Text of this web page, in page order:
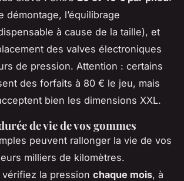
démontage, l’équilibrage
à cause de la taille), et
des valves électroniques
de pression. Attention : certains
des forfaits à 80 € le jeu, mais
bien les dimensions XXL.
de vie de vos gommes
peuvent rallonger la vie de vos
milliers de kilomètres.
vérifiez la pression chaque mois, à